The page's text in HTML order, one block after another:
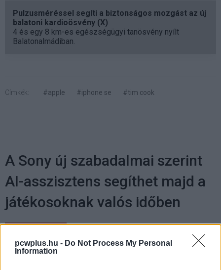
pcwplus.hu - Do Not Process My Personal
Information
Pulzusméréssel segíti a biztonságos mozgást az új
balatoni kardioösvény (X)
4 és egy 8 km-es egészségügyi tanösvény nyílt
Balatonalmádiban.
Címkék: #apple #iphone se #tim cook
A Sony új szabadalmai szerint
AI-asszisztens segíthet majd a
játékosoknak valós időben
Hajdú Gábor|2025 február 14. 18:04